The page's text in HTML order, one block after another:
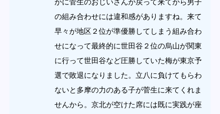
の組み合わせには違和感がありますね。来て
早々が地区２位が準優勝してしまう組み合わ
せになって最終的に世田谷２位の烏山が関東
に行って世田谷など圧勝していた梅が東京予
選で敗退になりました。立八に負けてもらわ
ないと多摩の力のある子が菅生に来てくれま
せんから。京北が空けた席には既に実践が座